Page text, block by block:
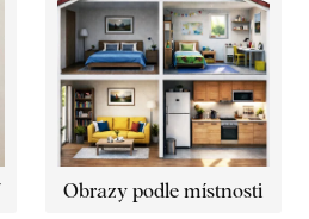
Obrazy podle místnosti